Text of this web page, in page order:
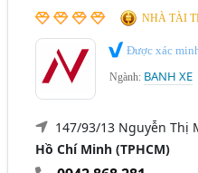
NHÀ TÀI
Được xác
Ngành: BANH XE
147/93/13 Nguyễn Thị
Hồ Chí Minh (TPHCM)